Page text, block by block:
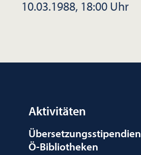
10.03.1988, 18:00 Uhr
Aktivitäten
Übersetzungsstipendien
Ö-Bibliotheken